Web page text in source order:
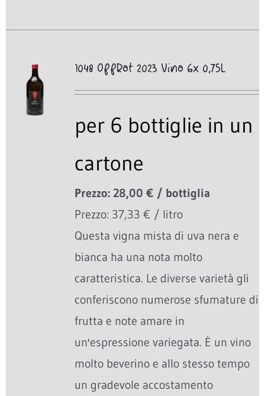
1048 OffRot 2023 Vino 6x 0,75L
per 6 bottiglie in un
cartone
Prezzo: 28,00 € / bottiglia
Prezzo: 37,33 € / litro
Questa vigna mista di uva nera e
bianca ha una nota molto
caratteristica. Le diverse varietà gli
conferiscono numerose sfumature di
frutta e note amare in
un'espressione variegata. È un vino
molto beverino e allo stesso tempo
un gradevole accostamento